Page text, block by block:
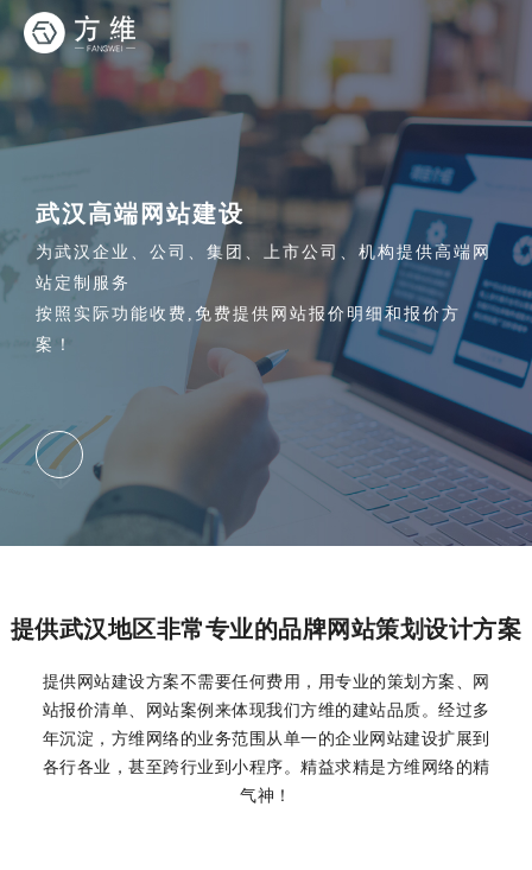
武汉高端网站建设
为武汉企业、公司、集团、上市公司、机构提供高端网
站定制服务
按照实际功能收费,免费提供网站报价明细和报价方
案！
提供武汉地区非常专业的品牌网站策划设计方案
提供网站建设方案不需要任何费用，用专业的策划方案、网
站报价清单、网站案例来体现我们方维的建站品质。经过多
年沉淀，方维网络的业务范围从单一的企业网站建设扩展到
各行各业，甚至跨行业到小程序。精益求精是方维网络的精
气神！